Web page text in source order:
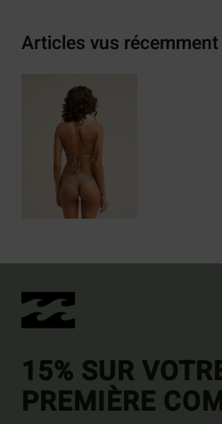
Articles vus récemment
15% SUR
PREMIÈRE